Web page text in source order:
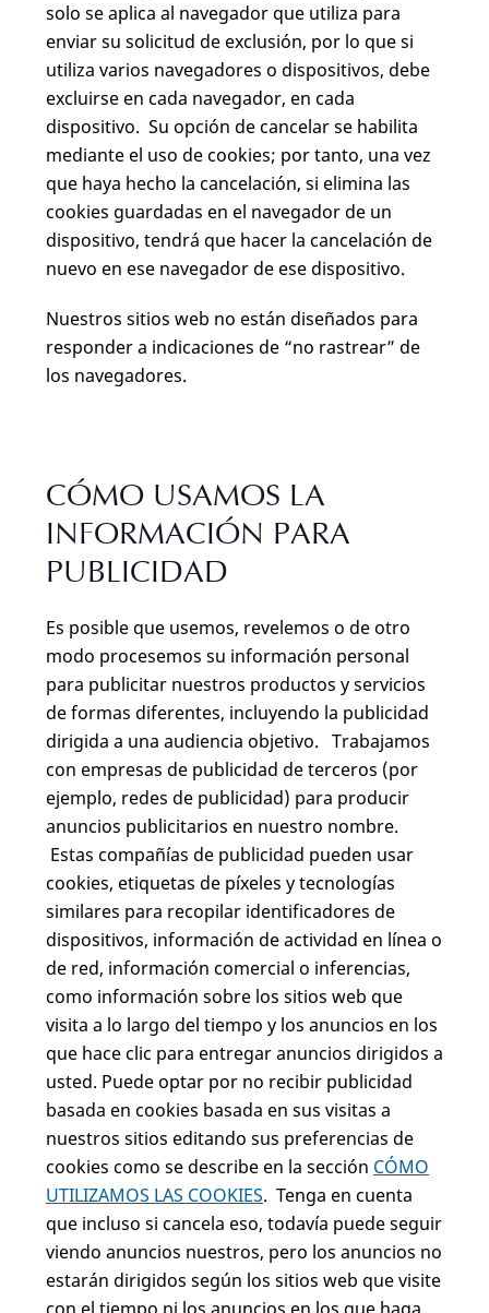
solo se aplica al navegador que utiliza para
enviar su solicitud de exclusión, por lo que si
utiliza varios navegadores o dispositivos, debe
excluirse en cada navegador, en cada
dispositivo. Su opción de cancelar se habilita
mediante el uso de cookies; por tanto, una vez
que haya hecho la cancelación, si elimina las
cookies guardadas en el navegador de un
dispositivo, tendrá que hacer la cancelación de
nuevo en ese navegador de ese dispositivo.
Nuestros sitios web no están diseñados para
responder a indicaciones de “no rastrear” de
los navegadores.
CÓMO USAMOS LA
INFORMACIÓN PARA
PUBLICIDAD
Es posible que usemos, revelemos o de otro
modo procesemos su información personal
para publicitar nuestros productos y servicios
de formas diferentes, incluyendo la publicidad
dirigida a una audiencia objetivo. Trabajamos
con empresas de publicidad de terceros (por
ejemplo, redes de publicidad) para producir
anuncios publicitarios en nuestro nombre.
Estas compañías de publicidad pueden usar
cookies, etiquetas de píxeles y tecnologías
similares para recopilar identificadores de
dispositivos, información de actividad en línea o
de red, información comercial o inferencias,
como información sobre los sitios web que
visita a lo largo del tiempo y los anuncios en los
que hace clic para entregar anuncios dirigidos a
usted. Puede optar por no recibir publicidad
basada en cookies basada en sus visitas a
nuestros sitios editando sus preferencias de
cookies como se describe en la sección CÓMO
UTILIZAMOS LAS COOKIES. Tenga en cuenta
que incluso si cancela eso, todavía puede seguir
viendo anuncios nuestros, pero los anuncios no
estarán dirigidos según los sitios web que visite